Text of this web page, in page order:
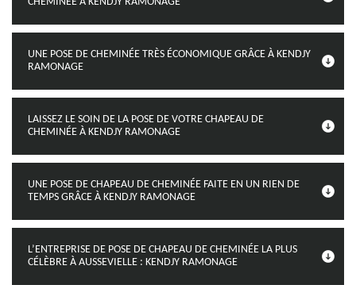
UNE POSE DE CHEMINÉE TRÈS ÉCONOMIQUE GRÂCE À KENDJY
RAMONAGE
LAISSEZ LE SOIN DE LA POSE DE VOTRE CHAPEAU DE
CHEMINÉE À KENDJY RAMONAGE
UNE POSE DE CHAPEAU DE CHEMINÉE FAITE EN UN RIEN DE
TEMPS GRÂCE À KENDJY RAMONAGE
L’ENTREPRISE DE POSE DE CHAPEAU DE CHEMINÉE LA PLUS
CÉLÈBRE À AUSSEVIELLE : KENDJY RAMONAGE